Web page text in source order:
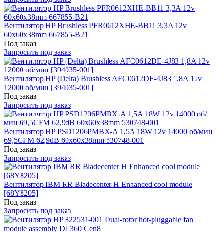
Вентилятор HP Brushless PFR0612XHE-BB11 3,3A 12v
60x60x38mm 667855-B21
Под заказ
Запросить под заказ
Вентилятор HP (Delta) Brushless AFC0612DE-4J83 1,8A 12v
12000 об/мин [394035-001]
Под заказ
Запросить под заказ
Вентилятор HP PSD1206PMBX-A 1,5A 18W 12v 14000 об/мин
69,5CFM 62,9dB 60x60x38mm 530748-001
Под заказ
Запросить под заказ
Вентилятор IBM RR Bladecenter H Enhanced cool module
[68Y8205]
Под заказ
Запросить под заказ